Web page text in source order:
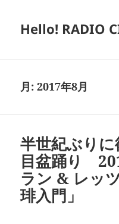
Hello! RADIO
月:2017年8月
半世紀ぶり
目盆踊り
ラン & レッ
琲入門」